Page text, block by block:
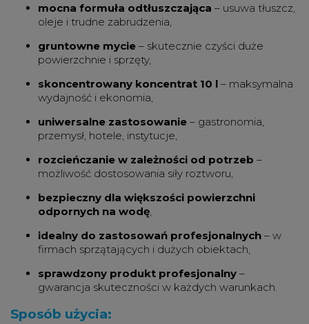
mocna formuła odtłuszczająca – usuwa tłuszcz,
oleje i trudne zabrudzenia,
gruntowne mycie – skutecznie czyści duże
powierzchnie i sprzęty,
skoncentrowany koncentrat 10 l – maksymalna
wydajność i ekonomia,
uniwersalne zastosowanie – gastronomia,
przemysł, hotele, instytucje,
rozcieńczanie w zależności od potrzeb –
możliwość dostosowania siły roztworu,
bezpieczny dla większości powierzchni
odpornych na wodę
idealny do zastosowań profesjonalnych – w
firmach sprzątających i dużych obiektach,
sprawdzony produkt profesjonalny –
gwarancja skuteczności w każdych warunkach.
Sposób użycia: